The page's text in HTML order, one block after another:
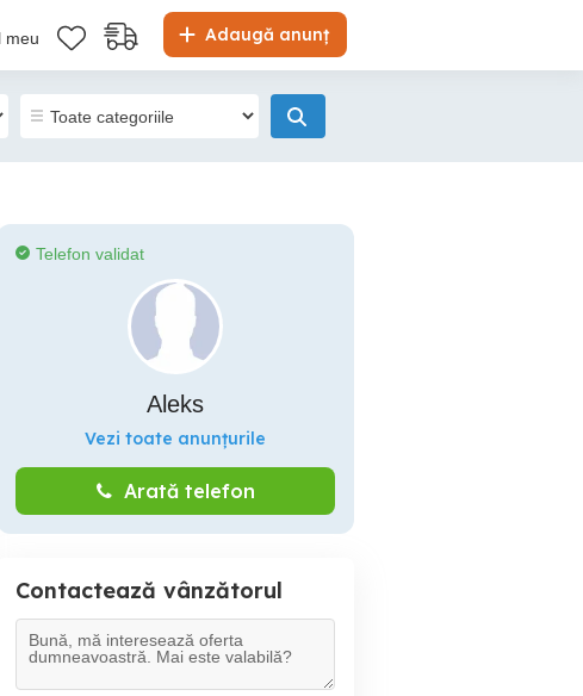
Adaugă anunț
meu
Telefon validat
Aleks
Vezi toate anunțurile
Arată telefon
Contactează vânzătorul